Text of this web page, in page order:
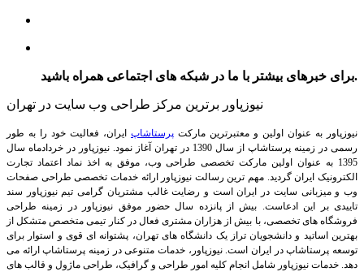
برای خبرهای بیشتر با ما در شبکه های اجتماعی همراه باشید.
نیوزپاور برترین مرکز طراحی وب سایت در تهران
نیوزپاور به عنوان اولین و معتبرترین مارکت پرستاشاپ ایران، فعالیت خود را به طور
رسمی در زمینه پرستاشاپ از سال 1390 در تهران آغاز نمود. نیوزپاور در خردادماه سال
1395 به عنوان اولین مارکت تخصصی طراحی وب، موفق به اخذ نماد اعتماد تجارت
الکترونیک ایران گردید. مهم ترین رسالت نیوزپاور ارائه خدمات تخصصی طراحی صفحات
وب و میزبانی سایت در ایران است و رضایت غالب مشتریان گرامی تیم نیوزپاور سند
تاییدی بر این ادعاست. بیش از پانزده سال حضور موفق نیوزپاور در زمینه طراحی
فروشگاه های تخصصی، با بیش از هزاران مشتری فعال در کنار تیمی متخصص متشکل از
بهترین اساتید و دانشجویان تراز یک دانشگاه های تهران، پشتوانه ای قوی و استوار برای
توسعه پرستاشاپ در ایران است.نیوزپاور، خدمات متنوعی در زمینه پرستاشاپ ارائه می
دهد. خدمات نیوزپاور شامل انجام کلیه امور طراحی و گرافیک، طراحی ماژول و قالب های